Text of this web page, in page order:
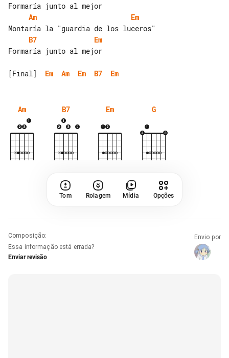
Am
Em
B7
Em
Formaría junto al mejor
[Final] Em Am Em B7 Em
Am B7 Em G
Tom Rolagem Mídia Opções
Composição:
Essa informação está errada?
Enviar revisão
Envio por